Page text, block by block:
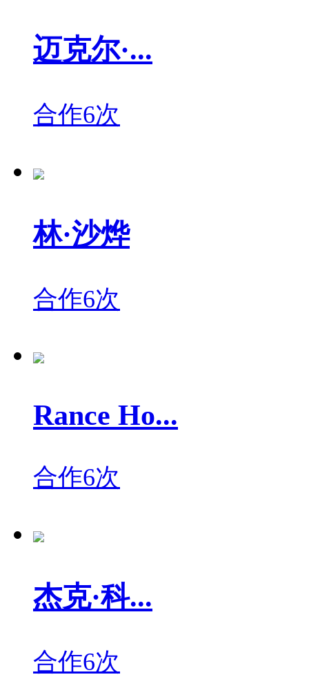
迈克尔·...
合作6次
林·沙烨
合作6次
Rance Ho...
合作6次
杰克·科...
合作6次